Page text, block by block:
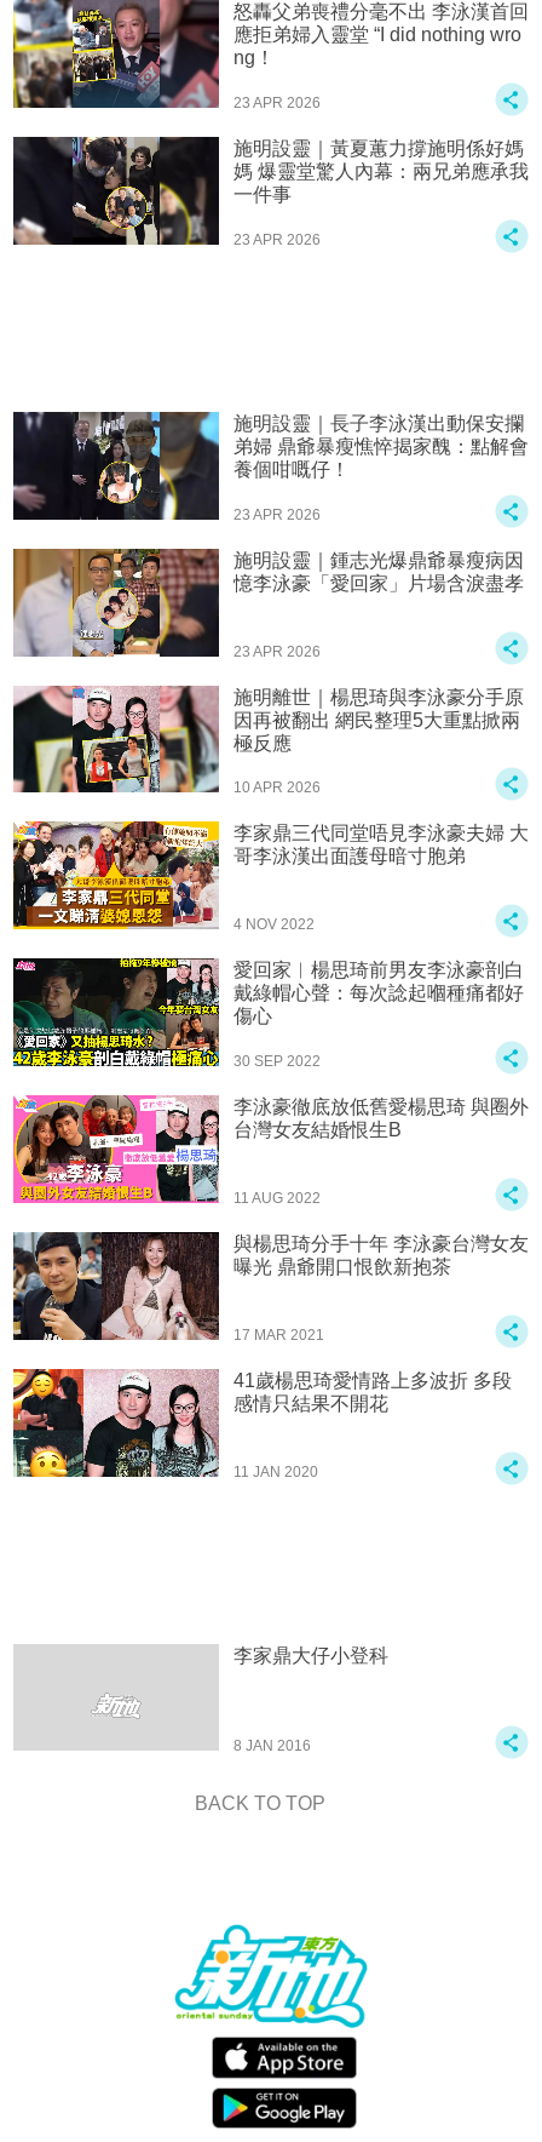
怒轟父弟喪禮分毫不出 李泳漢首回
應拒弟婦入靈堂 “I did nothing wro
ng！
23 APR 2026
施明設靈｜黃夏蕙力撐施明係好媽
媽 爆靈堂驚人內幕：兩兄弟應承我
一件事
23 APR 2026
施明設靈｜長子李泳漢出動保安攔
弟婦 鼎爺暴瘦憔悴揭家醜：點解會
養個咁嘅仔！
23 APR 2026
施明設靈｜鍾志光爆鼎爺暴瘦病因
憶李泳豪「愛回家」片場含淚盡孝
23 APR 2026
施明離世｜楊思琦與李泳豪分手原
因再被翻出 網民整理5大重點掀兩
極反應
10 APR 2026
李家鼎三代同堂唔見李泳豪夫婦 大
哥李泳漢出面護母暗寸胞弟
4 NOV 2022
愛回家︱楊思琦前男友李泳豪剖白
戴綠帽心聲：每次諗起嗰種痛都好
傷心
30 SEP 2022
李泳豪徹底放低舊愛楊思琦 與圈外
台灣女友結婚恨生B
11 AUG 2022
與楊思琦分手十年 李泳豪台灣女友
曝光 鼎爺開口恨飲新抱茶
17 MAR 2021
41歲楊思琦愛情路上多波折 多段
感情只結果不開花
11 JAN 2020
李家鼎大仔小登科
8 JAN 2016
BACK TO TOP